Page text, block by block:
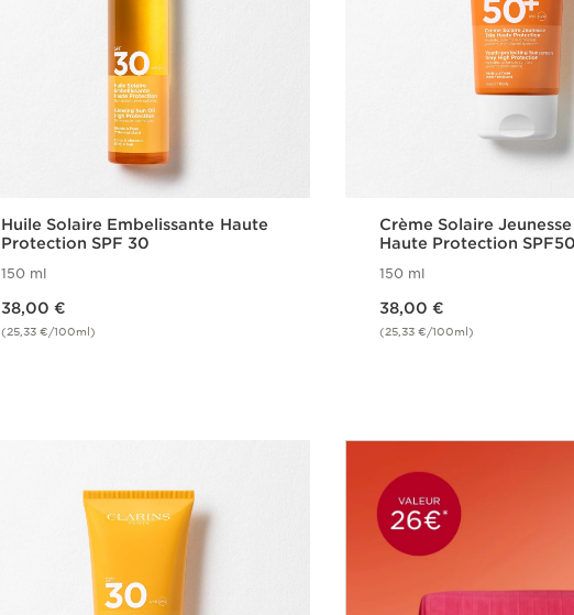
Huile Solaire Embelissante Haute
Protection SPF 30
150 ml
38,00 €
(25,33 €/100ml)
Crème Solaire
Haute Protection
150 ml
38,00 €
(25,33 €/100ml)